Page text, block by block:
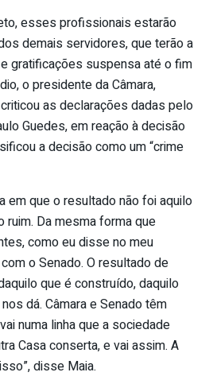
esses profissionais estarão
demais servidores, que terão a
gratificações suspensa até o fim
o presidente da Câmara,
as declarações dadas pelo
Guedes, em reação à decisão
a decisão como um “crime
em que o resultado não foi aquilo
ruim. Da mesma forma que
como eu disse no meu
o Senado. O resultado de
que é construído, daquilo
dá. Câmara e Senado têm
numa linha que a sociedade
Casa conserta, e vai assim. A
disse Maia.